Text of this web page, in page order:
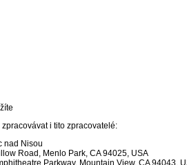
i tito zpracovatelé:
nad Nisou
Road, Menlo Park, CA 94025, USA
Parkway, Mountain View, CA 94043,